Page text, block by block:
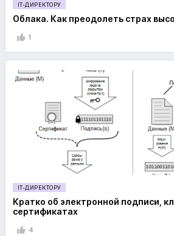
IT-ДИРЕКТОРУ
Облака. Как преодолеть страх
1
IT-ДИРЕКТОРУ
Кратко об электронной подписи,
сертификатах
4